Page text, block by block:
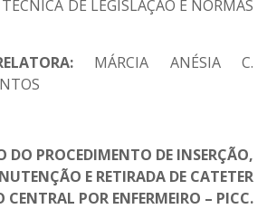
DE LEGISLAÇÃO E NORMAS
MÁRCIA ANÉSIA C.
PROCEDIMENTO DE INSERÇÃO,
E RETIRADA DE CATETER
CENTRAL POR ENFERMEIRO – PICC.